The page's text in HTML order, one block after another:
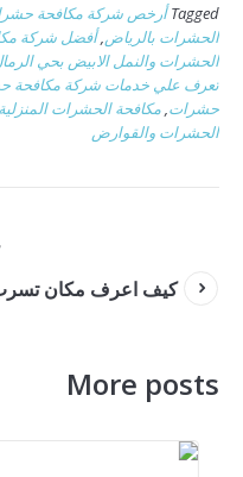
Tagged أرخص شركة مكافحة
الحشرات بالرياض,أفضل شركة
الحشرات والنمل الابيض بحي
تعرف علي خدمات شركة مكافحة
حشرات,مكافحة الحشرات المنزلية
الحشرات والقوارض
كيف اعرف مكان تسرب
More posts